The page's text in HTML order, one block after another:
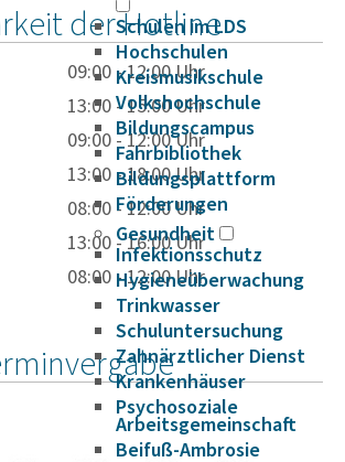
Schulen im LDS
Hochschulen
Kreismusikschule
Volkshochschule
Bildungscampus
Fahrbibliothek
Bildungsplattform
Förderungen
Gesundheit
Infektionsschutz
Hygieneüberwachung
Trinkwasser
Schuluntersuchung
Zahnärztlicher Dienst
Krankenhäuser
Psychosoziale
Arbeitsgemeinschaft
Beifuß-Ambrosie
der Hotline
09:00 - 12:00 Uhr
13:00 - 15:00 Uhr
09:00 - 12:00 Uhr
13:00 - 18:00 Uhr
08:00 - 12:00 Uhr
13:00 - 16:00 Uhr
08:00 - 12:00 Uhr